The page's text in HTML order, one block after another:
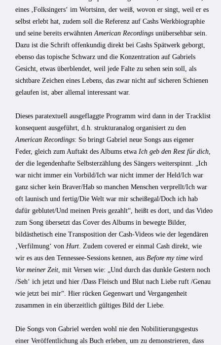
eines ‚Folksingers‘ im Wortsinn, der weiß, wovon er singt, weil er es
selbst erlebt hat, zudem soll die Referenz auf Cashs Werkbiographie
und seine bereits erwähnten American Recordings unübersehbar sein.
Dazu ist die Schrift offenkundig direkt bei Cashs Spätwerk geborgt,
ebenso das topische Schwarz und die Konzentration auf Gabriels
Gesicht, etwas überblendet, weil jede Falte zu sehen sein soll, als
sichtbare Zeichen eines Lebens, das zwar nicht auf sicheren Schienen
gelaufen ist, aber allemal interessant war.
Dieses paratextuell ausgeflaggte Programm wird dann in der Tracklist
konsequent ausgeführt, d.h. strukturanalog organisiert zu den
American Recordings: So bringt Gabriel neue Songs aus eigener
Feder, gleich zum Auftakt des Albums etwa Ich geb den Rest für dich
der die legendenhafte Selbsterzählung des Sängers weiterspinnt. „Ich
war nicht immer ein Vorbild/Ich war nicht immer der Held/Ich war
ganz sicher kein Braver/Hab so manchen Menschen verprellt/Ich war
oft launisch und fertig/Die Welt war mir scheißegal/Doch ich hab
dafür geblutet/Und meinen Preis gezahlt“, heißt es dort, und das Video
zum Song übersetzt das Cover des Albums in bewegte Bilder,
bildästhetisch eine Transposition der Cash-Videos wie der legendären
‚Verfilmung‘ von Hurt . Zudem covered er einmal Cash direkt, wie
wir es aus den Tennessee-Sessions kennen, aus Before my time wird
Vor meiner Zeit , mit Versen wie: „Und durch das dunkle Gestern noch
/Seh‘ ich jetzt und hier /Dass Fleisch und Blut nach Liebe ruft /Genau
wie jetzt bei mir“. Hier rücken Gegenwart und Vergangenheit
zusammen in ein überzeitlich gültiges Bild der Liebe.
Die Songs von Gabriel werden wohl nie den Nobilitierungsgestus
einer Veröffentlichung als Buch erleben, um zu demonstrieren, dass